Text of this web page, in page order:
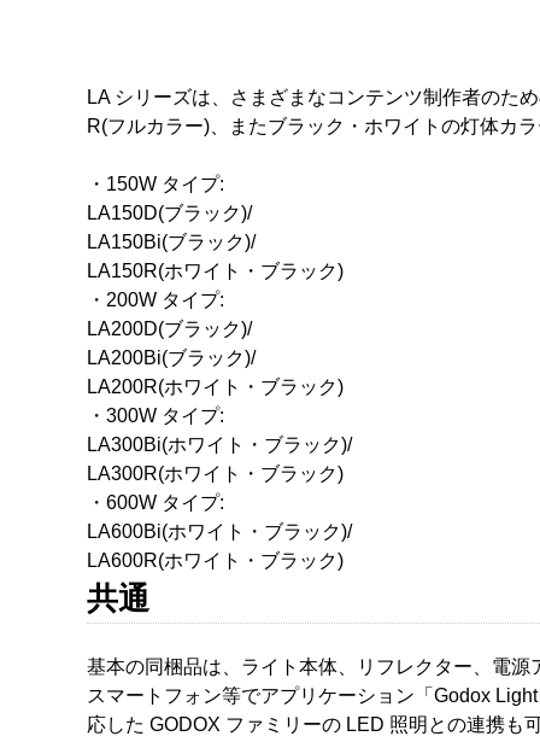
LA シリーズは、さまざまなコンテンツ制作者のた
R(フルカラー)、またブラック・ホワイトの灯体カ
・150W タイプ:
LA150D(ブラック)/
LA150Bi(ブラック)/
LA150R(ホワイト・ブラック)
・200W タイプ:
LA200D(ブラック)/
LA200Bi(ブラック)/
LA200R(ホワイト・ブラック)
・300W タイプ:
LA300Bi(ホワイト・ブラック)/
LA300R(ホワイト・ブラック)
・600W タイプ:
LA600Bi(ホワイト・ブラック)/
LA600R(ホワイト・ブラック)
共通
基本の同梱品は、ライト本体、リフレクター、電
スマートフォン等でアプリケーション「Godox
応した GODOX ファミリーの LED 照明との連携も